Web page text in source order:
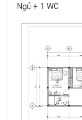
Ngủ + 1 WC